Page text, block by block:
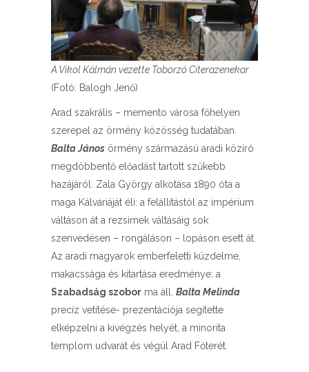
A Vikol Kálmán vezette Toborzó Citerazenekar
(Fotó: Balogh Jenő)
Arad szakrális – memento városa főhelyen
szerepel az örmény közösség tudatában.
Balta János örmény származású aradi közíró
megdöbbentő előadást tartott szűkebb
hazájáról. Zala György alkotása 1890 óta a
maga Kálváriáját éli: a felállítástól az impérium
váltáson át a rezsimek váltásáig sok
szenvedésen – rongáláson – lopáson esett át.
Az aradi magyarok emberfeletti küzdelme,
makacssága és kitartása eredménye: a
Szabadság szobor ma áll. Balta Melinda
precíz vetítése- prezentációja segítette
elképzelni a kivégzés helyét, a minorita
templom udvarát és végül Arad Főterét.